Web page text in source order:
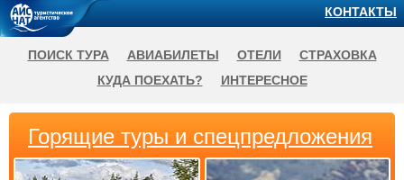
Горящие туры и спецпредложения
КОНТАКТЫ
ПОИСК ТУРА АВИАБИЛЕТЫ ОТЕЛИ
СТРАХОВКА
КУДА ПОЕХАТЬ?
ИНТЕРЕСНОЕ